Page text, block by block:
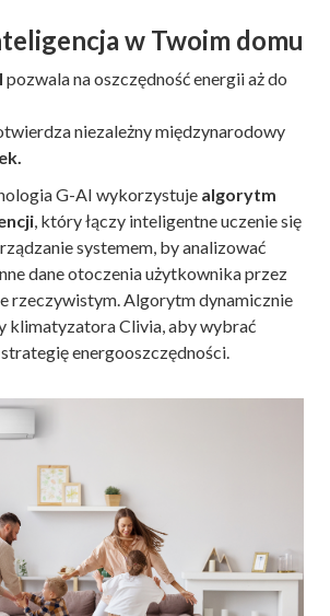
w Twoim domu
pozwala na oszczędność energii aż do
niezależny międzynarodowy
G-AI wykorzystuje algorytm
, który łączy inteligentne uczenie się
systemem, by analizować
dane otoczenia użytkownika przez
rzeczywistym. Algorytm dynamicznie
klimatyzatora Clivia, aby wybrać
energooszczędności.